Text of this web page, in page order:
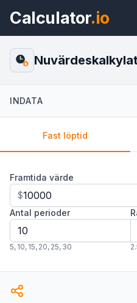
Calculator.io
$
INDATA
Fast löptid
Framtida värde
$
Antal perioder
5, 10, 15, 20, 25, 30